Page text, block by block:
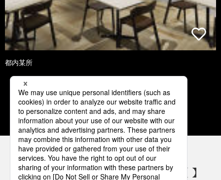
都内某所
5 6 7 8 9
パナソニックの電気設備 SNSアカウント